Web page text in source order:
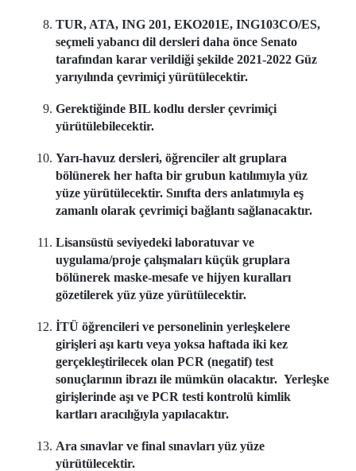
TUR, ATA, ING 201, EKO201E, ING103CO/ES,
seçmeli yabancı dil dersleri daha önce Senato
tarafından karar verildiği şekilde 2021-2022 Güz
yarıyılında çevrimiçi yürütülecektir.
Gerektiğinde BIL kodlu dersler çevrimiçi
yürütülebilecektir.
Yarı-havuz dersleri, öğrenciler alt gruplara
bölünerek her hafta bir grubun katılımıyla yüz
yüze yürütülecektir. Sınıfta ders anlatımıyla eş
zamanlı olarak çevrimiçi bağlantı sağlanacaktır.
Lisansüstü seviyedeki laboratuvar ve
uygulama/proje çalışmaları küçük gruplara
bölünerek maske-mesafe ve hijyen kuralları
gözetilerek yüz yüze yürütülecektir.
İTÜ öğrencileri ve personelinin yerleşkelere
girişleri aşı kartı veya yoksa haftada iki kez
gerçekleştirilecek olan PCR (negatif) test
sonuçlarının ibrazı ile mümkün olacaktır. Yerleşke
girişlerinde aşı ve PCR testi kontrolü kimlik
kartları aracılığıyla yapılacaktır.
Ara sınavlar ve final sınavları yüz yüze
yürütülecektir.